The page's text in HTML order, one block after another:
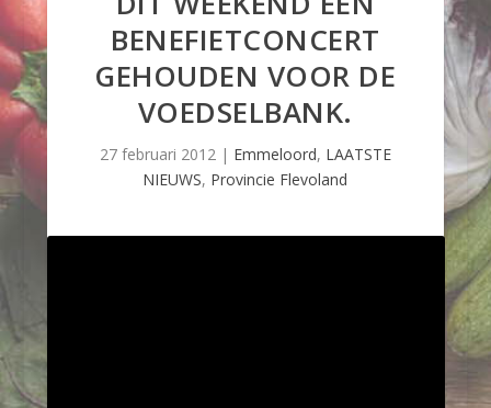
BENEFIETCONCERT
GEHOUDEN VOOR DE
VOEDSELBANK.
27 februari 2012| Emmeloord, LAATSTE
NIEUWS, Provincie Flevoland